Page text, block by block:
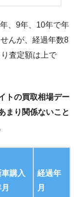
、9年、10年で年
んが、経過年数8
査定額は上で
トの買取相場デー
まり関係ないこと
車購入
経過年
月